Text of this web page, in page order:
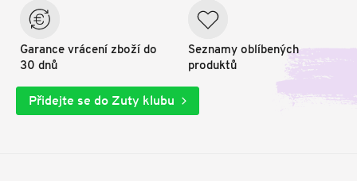
Garance vrácení zboží do
30 dnů
Seznamy oblíbených
produktů
Přidejte se do Zuty klubu